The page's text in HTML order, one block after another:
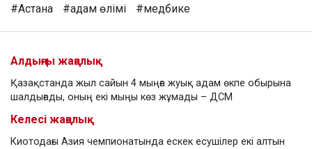
#Астана #адам өлімі #медбике
Алдыңғы жаңалық
Қазақстанда жыл сайын 4 мыңға жуық адам өкпе обырына
шалдығады, оның екі мыңы көз жұмады – ДСМ
Келесі жаңалық
Киотодағы Азия чемпионатында ескек есушілер екі алтын